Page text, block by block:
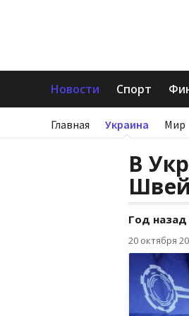
Новости Спорт
Главная Украина Мир
В
Год
20 октября